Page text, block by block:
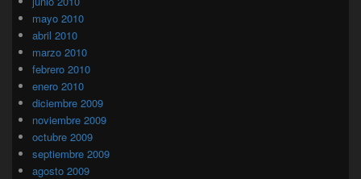
mayo 2010
abril 2010
marzo 2010
febrero 2010
enero 2010
diciembre 2009
noviembre 2009
octubre 2009
septiembre 2009
agosto 2009